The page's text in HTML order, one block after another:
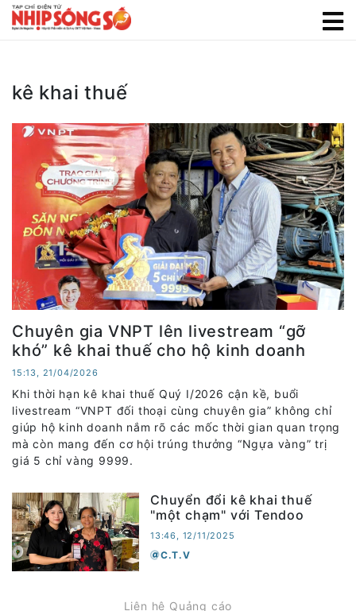
kê khai thuế
Chuyên gia VNPT lên livestream “gỡ
khó” kê khai thuế cho hộ kinh doanh
15:13, 21/04/2026
Khi thời hạn kê khai thuế Quý I/2026 cận kề, buổi
livestream “VNPT đối thoại cùng chuyên gia” không chỉ
giúp hộ kinh doanh nắm rõ các mốc thời gian quan trọng
mà còn mang đến cơ hội trúng thưởng “Ngựa vàng” trị
giá 5 chỉ vàng 9999.
Chuyển đổi kê khai thuế
"một chạm" với Tendoo
13:46, 12/11/2025
C.T.V
Liên hệ Quảng cáo